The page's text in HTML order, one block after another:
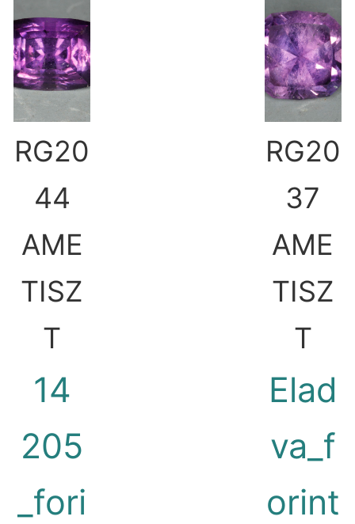
RG20
44
AME
TISZ
T
14
205
_fori
RG20
37
AME
TISZ
T
Elad
va_f
orint